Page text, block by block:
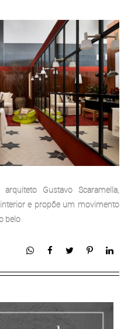
Gustavo Scaramella,
e propõe um movimento
belo